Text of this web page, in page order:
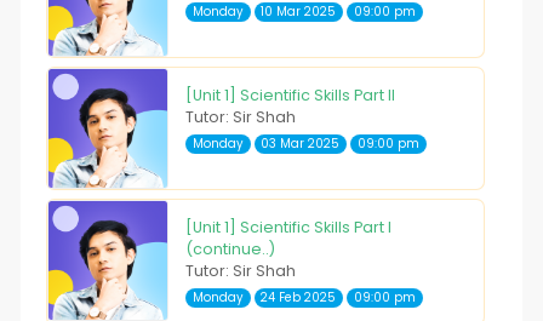
Monday 10 Mar 2025 09:00 pm
[Unit 1] Scientific Skills Part II
Tutor: Sir Shah
Monday 03 Mar 2025 09:00 pm
[Unit 1] Scientific Skills Part I
(continue..)
Tutor: Sir Shah
Monday 24 Feb 2025 09:00 pm